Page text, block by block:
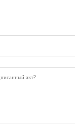
акт?